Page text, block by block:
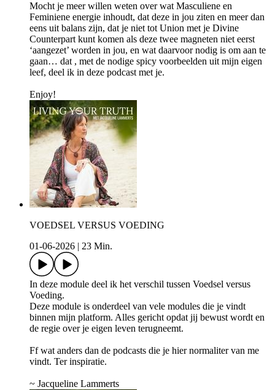
Mocht je meer willen weten over wat Masculiene en
Feminiene energie inhoudt, dat deze in jou ziten en meer dan
eens uit balans zijn, dat je niet tot Union met je Divine
Counterpart kunt komen als deze twee magneten niet eerst
‘aangezet’ worden in jou, en wat daarvoor nodig is om aan te
gaan… dat , met de nodige spicy voorbeelden uit mijn eigen
leef, deel ik in deze podcast met je.
Enjoy!
VOEDSEL VERSUS VOEDING
01-06-2026
23 Min.
In deze module deel ik het verschil tussen Voedsel versus
Voeding.
Deze module is onderdeel van vele modules die je vindt
binnen mijn platform. Alles gericht opdat jij bewust wordt en
de regie over je eigen leven terugneemt.
Ff wat anders dan de podcasts die je hier normaliter van me
vindt. Ter inspiratie.
~ Jacqueline Lammerts